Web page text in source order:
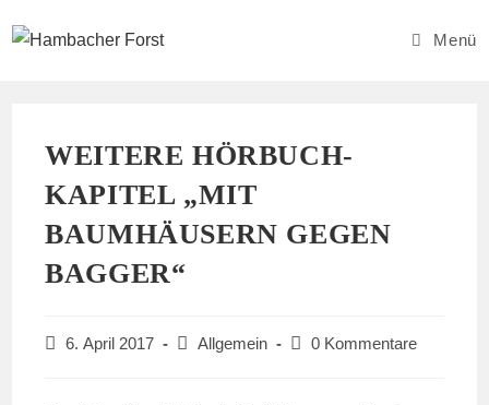
Inhalt
Menü
WEITERE HÖRBUCH-
KAPITEL „MIT
BAUMHÄUSERN GEGEN
BAGGER“
Beitrag
6. April 2017
Beitrags-
Allgemein
Beitrags-
0 Kommentare